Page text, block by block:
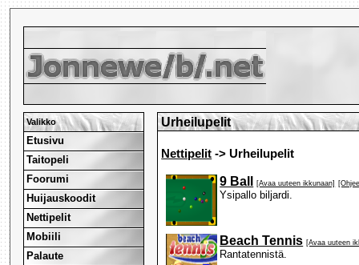
Valikko
Etusivu
Taitopeli
Foorumi
Huijauskoodit
Nettipelit
Mobiili
Palaute
Urheilupelit
Nettipelit -> Urheilupelit
9 Ball [Avaa uuteen ikkunaan]
Ysipallo biljardi.
Beach Tennis [Avaa uuteen
Rantatennistä.